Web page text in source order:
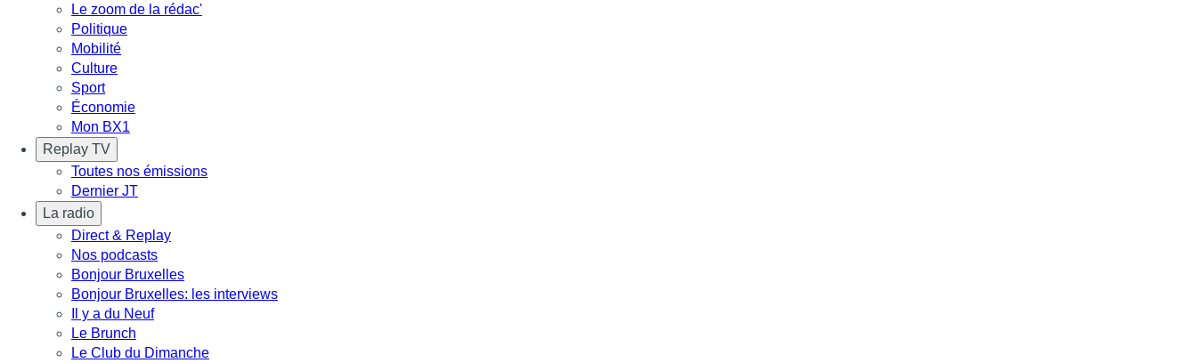
Le zoom de la rédac'
Politique
Mobilité
Culture
Sport
Économie
Mon BX1
Replay TV
Toutes nos émissions
Dernier JT
La radio
Direct & Replay
Nos podcasts
Bonjour Bruxelles
Bonjour Bruxelles: les interviews
Il y a du Neuf
Le Brunch
Le Club du Dimanche